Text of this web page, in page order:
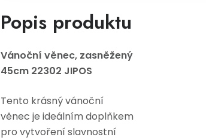
Popis produktu
Vánoční věnec, zasněžený
45cm 22302 JIPOS
Tento krásný vánoční
věnec je ideálním doplňkem
pro vytvoření slavnostní